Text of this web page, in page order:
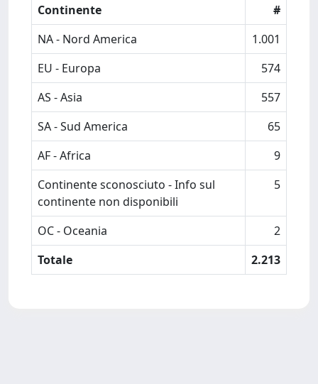
Continente
#
NA - Nord America
1.001
EU - Europa
574
AS - Asia
557
SA - Sud America
65
AF - Africa
9
Continente sconosciuto - Info sul
continente non disponibili
5
OC - Oceania
2
Totale
2.213